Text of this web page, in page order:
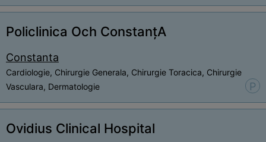
Policlinica Och ConstanțA
Constanta
Cardiologie, Chirurgie Generala, Chirurgie Toracica, Chirurgie
Vasculara, Dermatologie
P
Ovidius Clinical Hospital